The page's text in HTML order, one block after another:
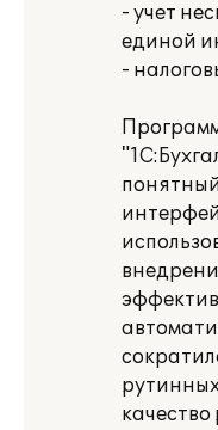
- учет
единой
-